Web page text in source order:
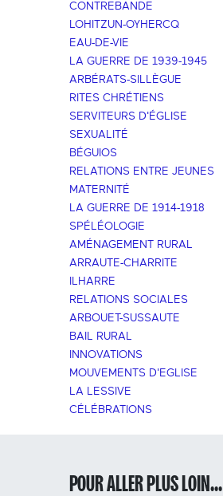
CONTREBANDE
LOHITZUN-OYHERCQ
EAU-DE-VIE
LA GUERRE DE 1939-1945
ARBÉRATS-SILLÈGUE
RITES CHRÉTIENS
SERVITEURS D'ÉGLISE
SEXUALITÉ
BÉGUIOS
RELATIONS ENTRE JEUNES
MATERNITÉ
LA GUERRE DE 1914-1918
SPÉLÉOLOGIE
AMÉNAGEMENT RURAL
ARRAUTE-CHARRITE
ILHARRE
RELATIONS SOCIALES
ARBOUET-SUSSAUTE
BAIL RURAL
INNOVATIONS
MOUVEMENTS D'EGLISE
LA LESSIVE
CÉLÉBRATIONS
POUR ALLER PLUS LOIN...